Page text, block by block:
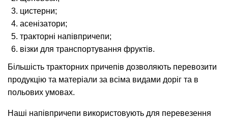
цистерни;
асенізатори;
тракторні напівпричепи;
візки для транспортування фруктів.
Більшість тракторних причепів дозволяють перевозити
продукцію та матеріали за всіма видами доріг та в
польових умовах.
Наші напівпричепи використовують для перевезення